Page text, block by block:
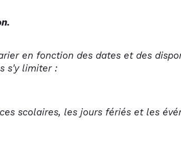
en fonction des dates et des
s'y limiter :
scolaires, les jours fériés et les